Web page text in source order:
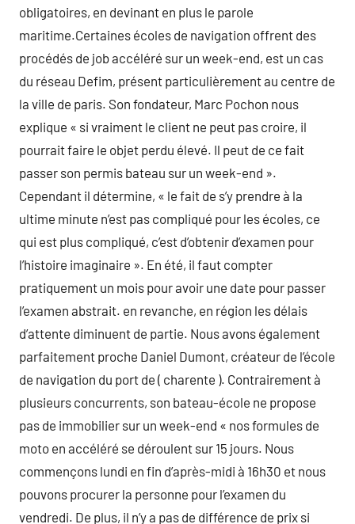
obligatoires, en devinant en plus le parole
maritime.Certaines écoles de navigation offrent des
procédés de job accéléré sur un week-end, est un cas
du réseau Defim, présent particulièrement au centre de
la ville de paris. Son fondateur, Marc Pochon nous
explique « si vraiment le client ne peut pas croire, il
pourrait faire le objet perdu élevé. Il peut de ce fait
passer son permis bateau sur un week-end ».
Cependant il détermine, « le fait de s’y prendre à la
ultime minute n’est pas compliqué pour les écoles, ce
qui est plus compliqué, c’est d’obtenir d’examen pour
l’histoire imaginaire ». En été, il faut compter
pratiquement un mois pour avoir une date pour passer
l’examen abstrait. en revanche, en région les délais
d’attente diminuent de partie. Nous avons également
parfaitement proche Daniel Dumont, créateur de l’école
de navigation du port de ( charente ). Contrairement à
plusieurs concurrents, son bateau-école ne propose
pas de immobilier sur un week-end « nos formules de
moto en accéléré se déroulent sur 15 jours. Nous
commençons lundi en fin d’après-midi à 16h30 et nous
pouvons procurer la personne pour l’examen du
vendredi. De plus, il n’y a pas de différence de prix si